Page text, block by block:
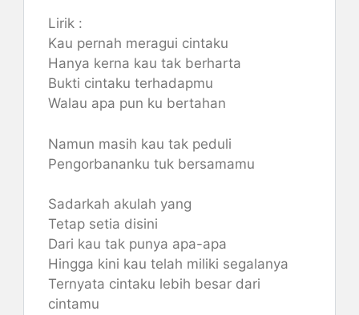
Lirik :
Kau pernah meragui cintaku
Hanya kerna kau tak berharta
Bukti cintaku terhadapmu
Walau apa pun ku bertahan
Namun masih kau tak peduli
Pengorbananku tuk bersamamu
Sadarkah akulah yang
Tetap setia disini
Dari kau tak punya apa-apa
Hingga kini kau telah miliki segalanya
Ternyata cintaku lebih besar dari
cintamu